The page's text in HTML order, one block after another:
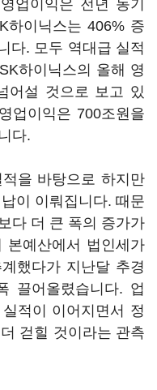
업이익은 전년 동기
하이닉스는 406% 증
다. 모두 역대급 실적
하이닉스의 올해 영
어설 것으로 보고 있
업이익은 700조원을
다.
을 바탕으로 하지만
이 이뤄집니다. 때문
다 더 큰 폭의 증가가
본예산에서 법인세가
했다가 지난달 추경
끌어올렸습니다. 업
적이 이어지면서 정
걷힐 것이라는 관측